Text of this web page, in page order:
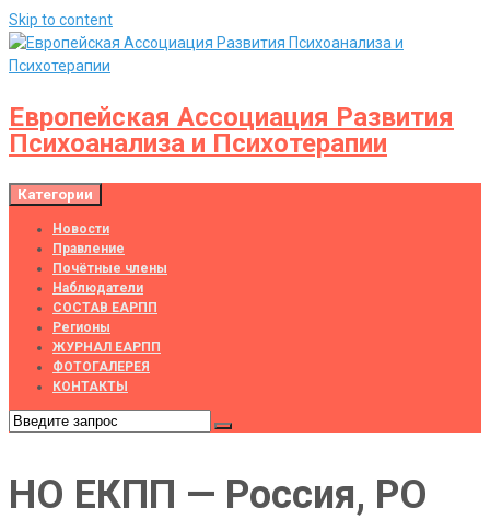
Skip to content
Европейская Ассоциация Развития
Психоанализа и Психотерапии
Категории
Новости
Правление
Почётные члены
Наблюдатели
СОСТАВ ЕАРПП
Регионы
ЖУРНАЛ ЕАРПП
ФОТОГАЛЕРЕЯ
КОНТАКТЫ
НО ЕКПП — Россия, РО